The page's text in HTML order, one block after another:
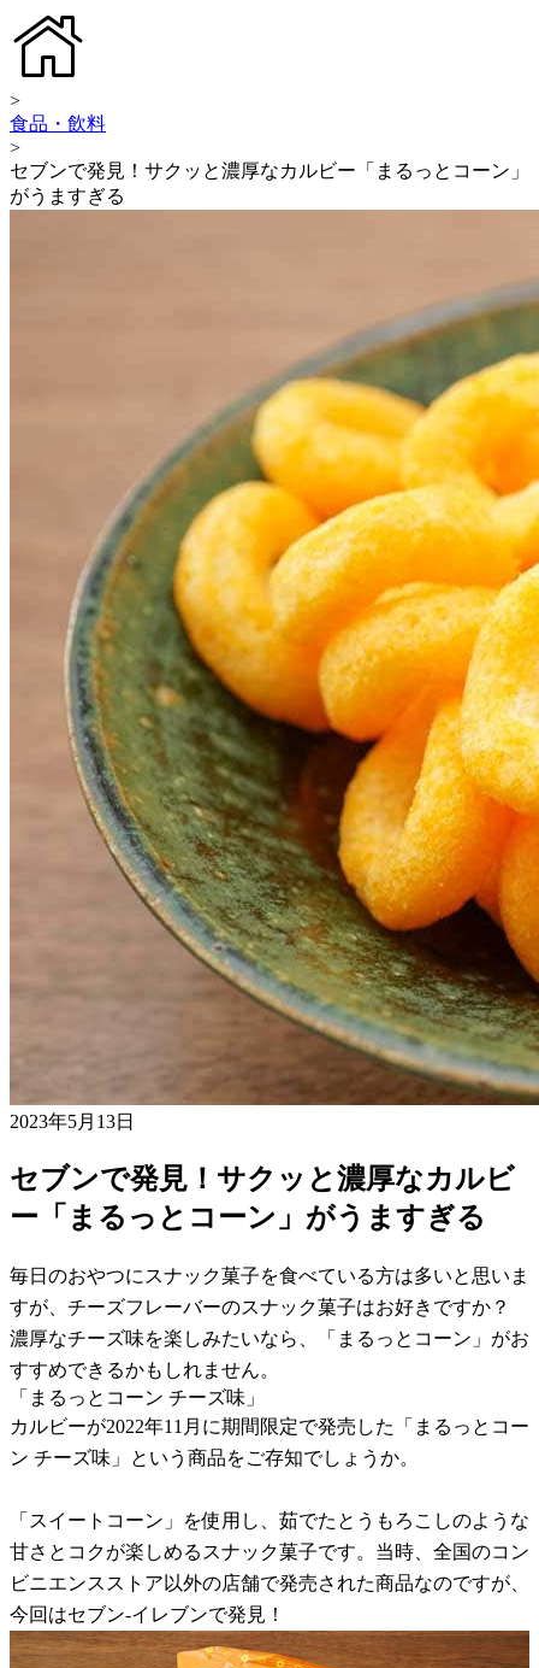
>
食品・飲料
>
セブンで発見！サクッと濃厚なカルビー「まるっとコーン」
がうますぎる
2023年5月13日
セブンで発見！サクッと濃厚なカルビ
ー「まるっとコーン」がうますぎる
毎日のおやつにスナック菓子を食べている方は多いと思いま
すが、チーズフレーバーのスナック菓子はお好きですか？
濃厚なチーズ味を楽しみたいなら、「まるっとコーン」がお
すすめできるかもしれません。
「まるっとコーン チーズ味」
カルビーが2022年11月に期間限定で発売した「まるっとコー
ン チーズ味」という商品をご存知でしょうか。
「スイートコーン」を使用し、茹でたとうもろこしのような
甘さとコクが楽しめるスナック菓子です。当時、全国のコン
ビニエンスストア以外の店舗で発売された商品なのですが、
今回はセブン-イレブンで発見！